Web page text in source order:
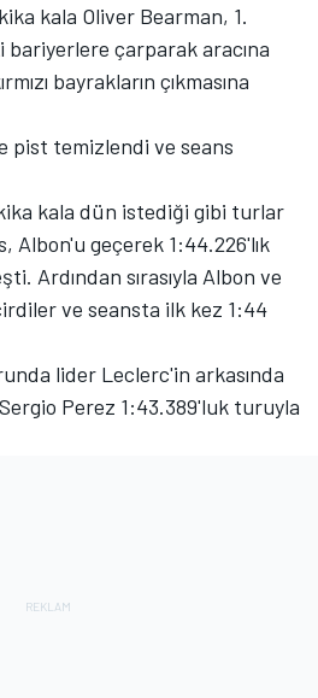
kala Oliver Bearman, 1.
bariyerlere çarparak aracına
bayrakların çıkmasına
pist temizlendi ve seans
kala dün istediği gibi turlar
Albon'u geçerek 1:44.226'lık
Ardından sırasıyla Albon ve
ve seansta ilk kez 1:44
lider Leclerc'in arkasında
Perez 1:43.389'luk turuyla